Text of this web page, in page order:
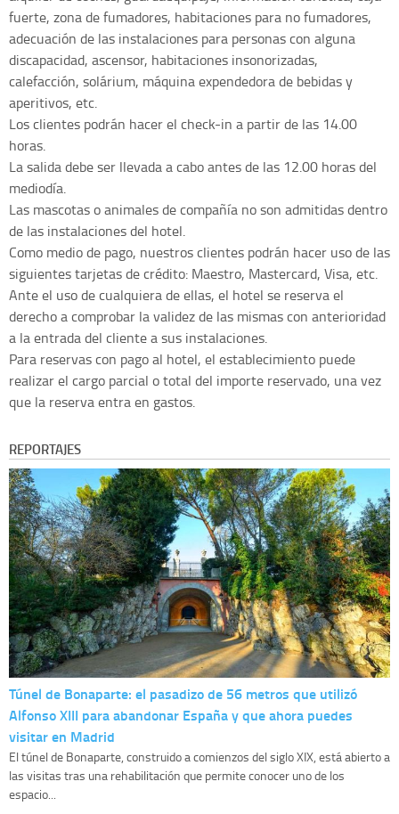
fuerte, zona de fumadores, habitaciones para no fumadores,
adecuación de las instalaciones para personas con alguna
discapacidad, ascensor, habitaciones insonorizadas,
calefacción, solárium, máquina expendedora de bebidas y
aperitivos, etc.
Los clientes podrán hacer el check-in a partir de las 14.00
horas.
La salida debe ser llevada a cabo antes de las 12.00 horas del
mediodía.
Las mascotas o animales de compañía no son admitidas dentro
de las instalaciones del hotel.
Como medio de pago, nuestros clientes podrán hacer uso de las
siguientes tarjetas de crédito: Maestro, Mastercard, Visa, etc.
Ante el uso de cualquiera de ellas, el hotel se reserva el
derecho a comprobar la validez de las mismas con anterioridad
a la entrada del cliente a sus instalaciones.
Para reservas con pago al hotel, el establecimiento puede
realizar el cargo parcial o total del importe reservado, una vez
que la reserva entra en gastos.
REPORTAJES
Túnel de Bonaparte: el pasadizo de 56 metros que utilizó
Alfonso XIII para abandonar España y que ahora puedes
visitar en Madrid
El túnel de Bonaparte, construido a comienzos del siglo XIX, está abierto a
las visitas tras una rehabilitación que permite conocer uno de los
espacio...